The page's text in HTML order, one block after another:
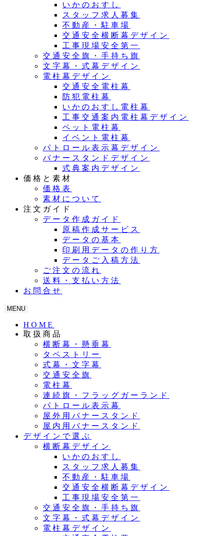
いかのおすし
スタッフ求人募集
不動産・駐車場
交通安全横断幕デザイン
工事現場安全第一
交通安全旗・手持ち旗
文字幕・式幕デザイン
電柱幕デザイン
交通安全電柱幕
防犯電柱幕
いかのおすし電柱幕
工事交通案内電柱幕デザイン
ペット電柱幕
イベント電柱幕
パトロール表示幕デザイン
バナースタンドデザイン
式典案内デザイン
価格と素材
価格表
素材について
注文ガイド
データ作成ガイド
原稿作成サービス
データの基本
印刷用データの作り方
データご入稿方法
ご注文の流れ
送料・支払い方法
お問合せ
MENU
HOME
取扱商品
横断幕・懸垂幕
タペストリー
式幕・文字幕
交通安全旗
電柱幕
連続旗・フラッグガーランド
パトロール表示幕
屋外用バナースタンド
屋内用バナースタンド
デザインで選ぶ
横断幕デザイン
いかのおすし
スタッフ求人募集
不動産・駐車場
交通安全横断幕デザイン
工事現場安全第一
交通安全旗・手持ち旗
文字幕・式幕デザイン
電柱幕デザイン